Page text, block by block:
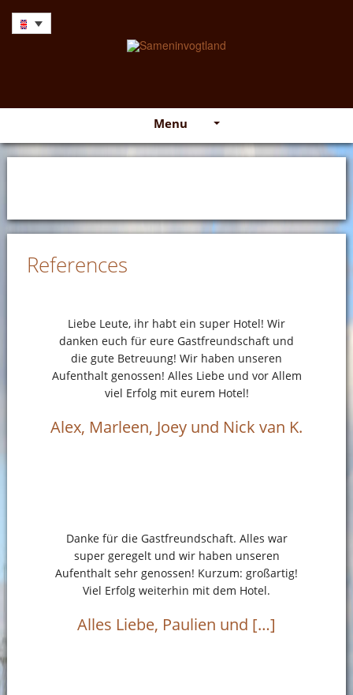
Menu
References
Liebe Leute, ihr habt ein super Hotel! Wir
danken euch für eure Gastfreundschaft und
die gute Betreuung! Wir haben unseren
Aufenthalt genossen! Alles Liebe und vor Allem
viel Erfolg mit eurem Hotel!
Alex, Marleen, Joey und Nick van K.
Danke für die Gastfreundschaft. Alles war
super geregelt und wir haben unseren
Aufenthalt sehr genossen! Kurzum: großartig!
Viel Erfolg weiterhin mit dem Hotel.
Alles Liebe, Paulien und […]